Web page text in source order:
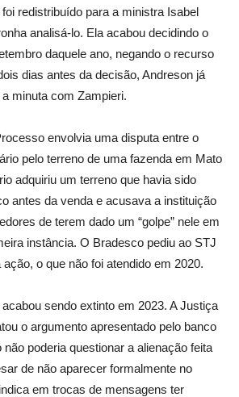
redistribuído para a ministra Isabel
analisá-lo. Ela acabou decidindo o
daquele ano, negando o recurso
dias antes da decisão, Andreson já
minuta com Zampieri.
envolvia uma disputa entre o
pelo terreno de uma fazenda em Mato
adquiriu um terreno que havia sido
antes da venda e acusava a instituição
de terem dado um “golpe” nele em
instância. O Bradesco pediu ao STJ
o que não foi atendido em 2020.
sendo extinto em 2023. A Justiça
o argumento apresentado pelo banco
poderia questionar a alienação feita
de não aparecer formalmente no
em trocas de mensagens ter